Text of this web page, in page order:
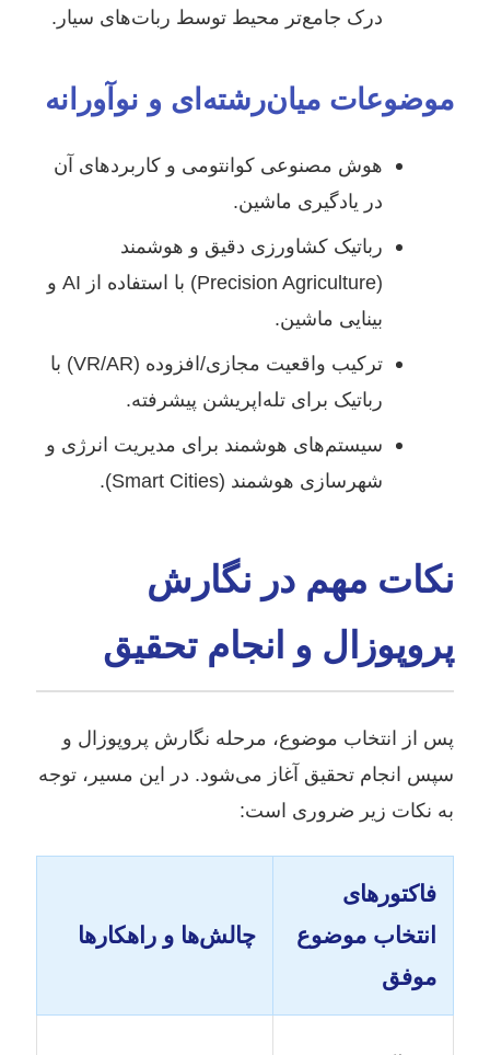
درک جامع‌تر محیط توسط ربات‌های سیار.
موضوعات میان‌رشته‌ای و نوآورانه
هوش مصنوعی کوانتومی و کاربردهای آن
در یادگیری ماشین.
رباتیک کشاورزی دقیق و هوشمند
(Precision Agriculture) با استفاده از AI و
بینایی ماشین.
ترکیب واقعیت مجازی/افزوده (VR/AR) با
رباتیک برای تله‌اپریشن پیشرفته.
سیستم‌های هوشمند برای مدیریت انرژی و
شهرسازی هوشمند (Smart Cities).
نکات مهم در نگارش
پروپوزال و انجام تحقیق
پس از انتخاب موضوع، مرحله نگارش پروپوزال و
سپس انجام تحقیق آغاز می‌شود. در این مسیر، توجه
به نکات زیر ضروری است:
فاکتورهای
انتخاب موضوع
موفق
چالش‌ها و راهکارها